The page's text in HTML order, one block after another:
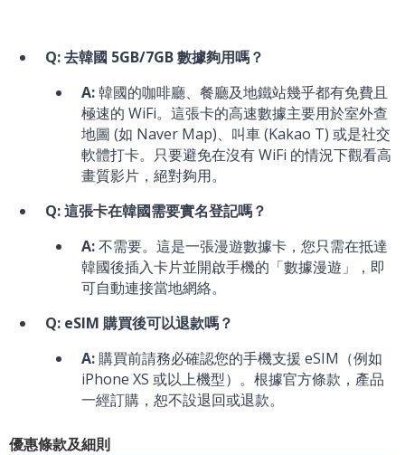
Q: 去韓國 5GB/7GB 數據夠用嗎？
A:韓國的咖啡廳、餐廳及地鐵站幾乎都有免費且
極速的 WiFi。這張卡的高速數據主要用於室外查
地圖 (如 Naver Map)、叫車 (Kakao T) 或是社交
軟體打卡。只要避免在沒有 WiFi 的情況下觀看高
畫質影片，絕對夠用。
Q: 這張卡在韓國需要實名登記嗎？
A:不需要。這是一張漫遊數據卡，您只需在抵達
韓國後插入卡片並開啟手機的「數據漫遊」，即
可自動連接當地網絡。
Q: eSIM 購買後可以退款嗎？
A:購買前請務必確認您的手機支援 eSIM（例如
iPhone XS 或以上機型）。根據官方條款，產品
一經訂購，恕不設退回或退款。
優惠條款及細則